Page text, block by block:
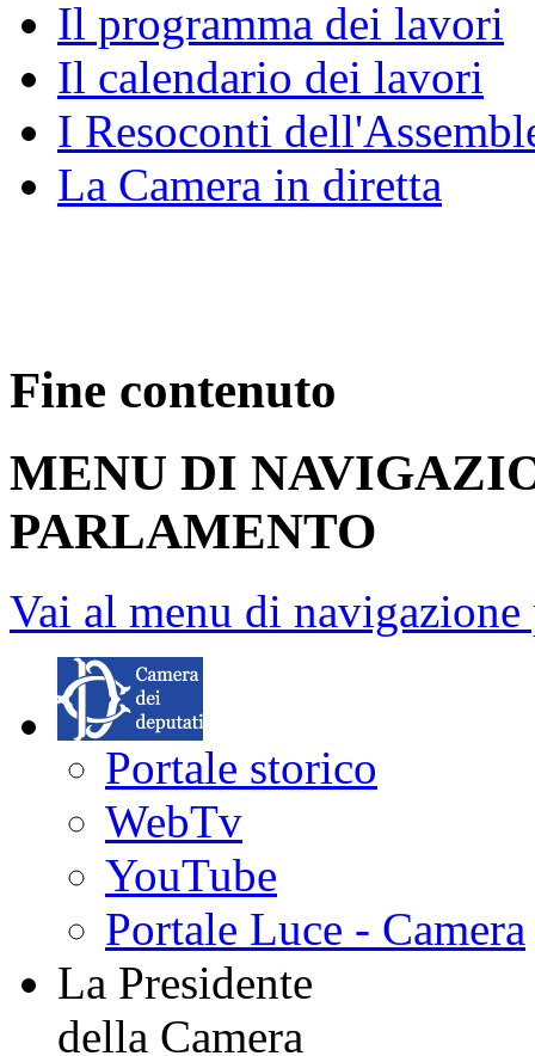
Regolamento della
COMUNICAZIONE
Commissioni e Giunte
Il calendario dei lavori
I Resoconti
La Camera in diretta
Fine contenuto
MENU DI
PARLAMENTO
Vai al menu di